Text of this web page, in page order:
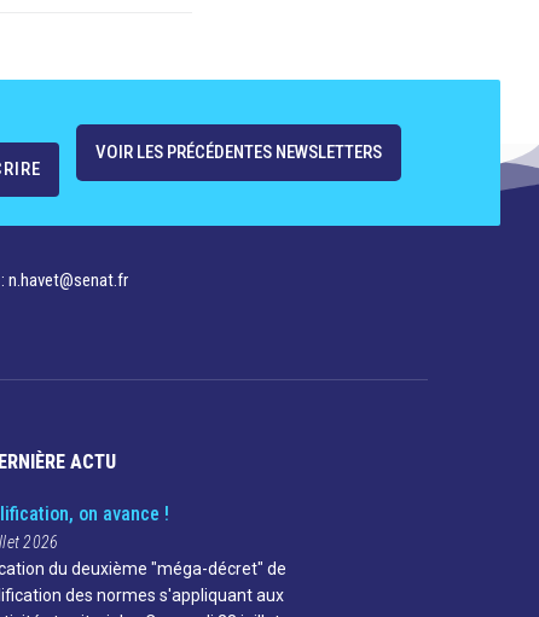
VOIR LES PRÉCÉDENTES NEWSLETTERS
n.havet@senat.fr​
ACTU
on avance !
2026
du deuxième "méga-décret" de
des normes s'appliquant aux